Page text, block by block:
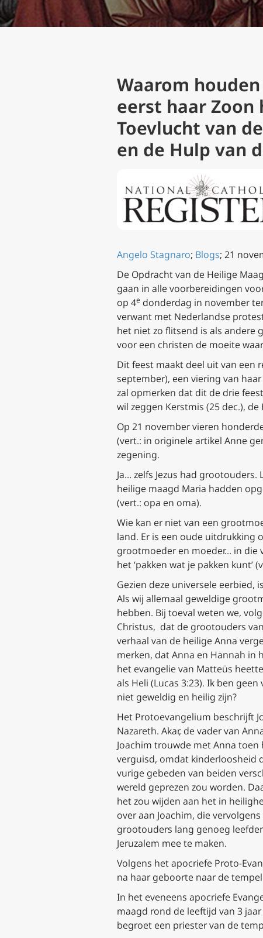
Waarom
eerst haar Zoon
Toevlucht van
en de Hulp van
Angelo Stagnaro; Blogs; 21
De Opdracht van de Heilige
gaan in alle voorbereidingen
op 4e donderdag in november
verwant met Nederlandse
het niet zo flitsend is als andere
voor een christen de moeite
Dit feest maakt deel uit van een
september), een viering van
zal opmerken dat dit de drie
wil zeggen Kerstmis (25 dec.),
Op 21 november vieren
(vert.: in originele artikel Anne
zegening.
Ja… zelfs Jezus had
heilige maagd Maria hadden
(vert.: opa en oma).
Wie kan er niet van een
land. Er is een oude uitdrukking
grootmoeder en moeder… in die
het ‘pakken wat je pakken kunt’ (
Gezien deze universele
Als wij allemaal geweldige
hebben. Bij toeval weten we,
Christus, dat de grootouders
verhaal van de heilige Anna
merken, dat Anna en Hannah in
het evangelie van Matteüs
als Heli (Lucas 3:23). Ik ben
niet geweldig en heilig zijn?
Het Protoevangelium beschrijft
Nazareth. Akar, de vader van
Joachim trouwde met Anna
verguisd, omdat kinderloosheid
vurige gebeden van beiden
wereld geprezen zou worden.
het zou wijden aan het in
over aan Joachim, die
grootouders lang genoeg
Jeruzalem mee te maken.
Volgens het apocriefe Proto-
na haar geboorte naar de
In het eveneens apocriefe
maagd rond de leeftijd van 3
begroet een priester van de